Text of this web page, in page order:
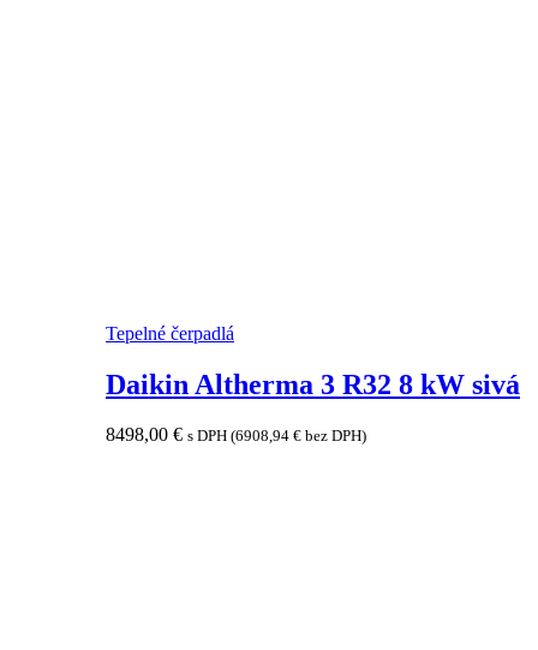
Tepelné čerpadlá
Daikin Altherma 3 R32 8 kW sivá
8498,00 € s DPH (6908,94 € bez DPH)